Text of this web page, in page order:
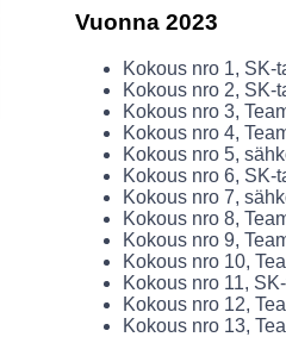
Vuonna 2023
Kokous nro 1, SK-
Kokous nro 2, SK-
Kokous nro 3,
Kokous nro 4,
Kokous nro 5,
Kokous nro 6, SK-
Kokous nro 7,
Kokous nro 8,
Kokous nro 9,
Kokous nro 10,
Kokous nro 11,
Kokous nro 12,
Kokous nro 13,